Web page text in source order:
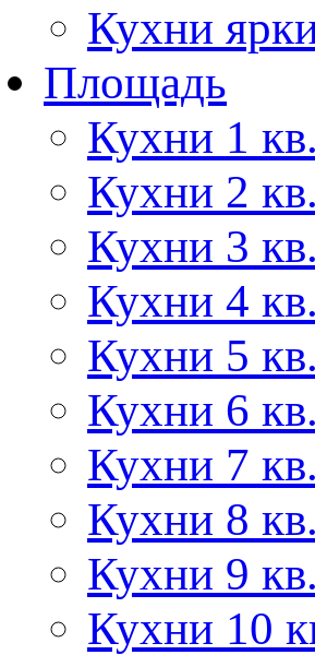
Кухни
Площадь
Кухни 1
Кухни 2
Кухни 3
Кухни 4
Кухни 5
Кухни 6
Кухни 7
Кухни 8
Кухни 9
Кухни 10